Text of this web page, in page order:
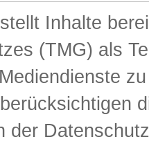
Inhalte
(TMG) als
der